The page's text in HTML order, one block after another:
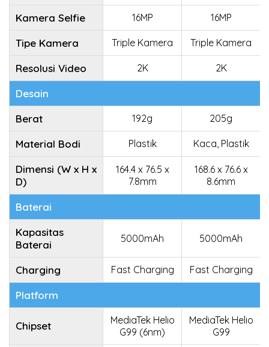
Kamera Selfie 16MP 16MP
Tipe Kamera Triple Kamera Triple Kamera
Resolusi Video 2K 2K
Desain
Berat
192g 205g
Material Bodi Plastik Kaca, Plastik
Dimensi (W x H x
D)
164.4 x 76.5 x
7.8mm
168.6 x 76.6 x
8.6mm
Baterai
Kapasitas
Baterai
5000mAh 5000mAh
Charging Fast Charging Fast Charging
Platform
Chipset
MediaTek Helio
G99 (6nm)
MediaTek Helio
G99